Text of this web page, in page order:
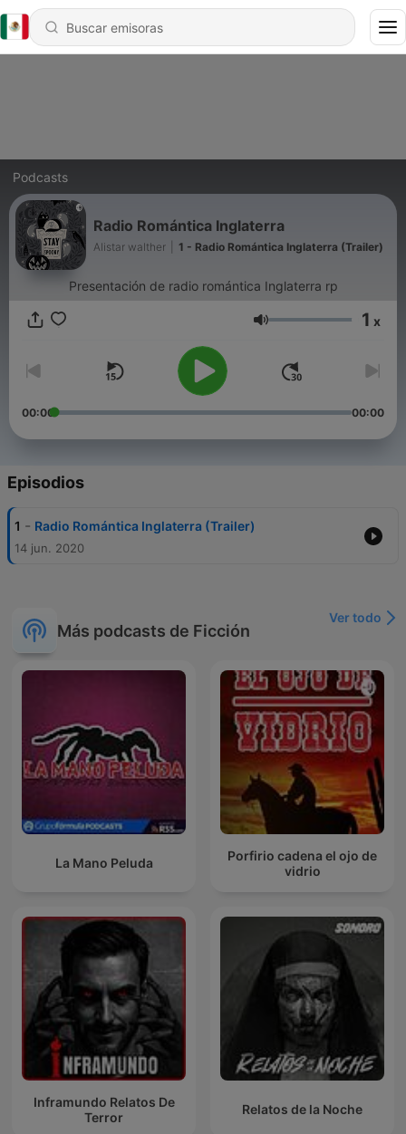
Podcasts
Radio Romántica Inglaterra
Alistar walther 1 - Radio Romántica Inglaterra (Trailer)
Presentación de radio romántica Inglaterra rp
Volumen 1 x
00:00 00:00
Episodios
1 - Radio Romántica Inglaterra (Trailer)
14 jun. 2020
Más podcasts de Ficción
Ver todo
La Mano Peluda
Porfirio cadena el ojo de
vidrio
Inframundo Relatos De
Terror
Relatos de la Noche